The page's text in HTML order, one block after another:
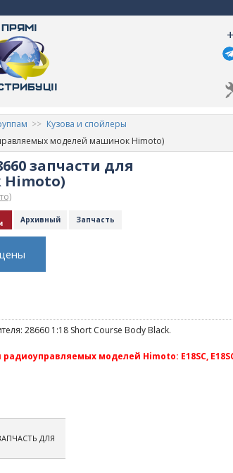
Кузова и спойлеры
моделей машинок Himoto)
запчасти для
Архивный Запчасть
28660 1:18 Short Course Body Black.
моделей Himoto: E18SC,
ДЛЯ